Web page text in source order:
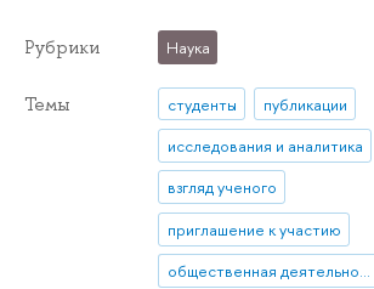
Рубрики Наука
Темы студенты
публикации
исследования и аналитика
взгляд ученого
приглашение к участию
общественная деятельность